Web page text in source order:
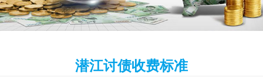
潜江讨债收费标准